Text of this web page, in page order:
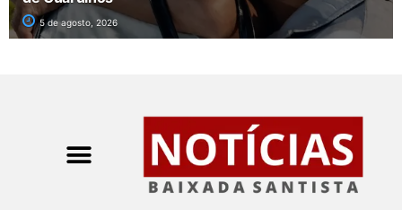
5 de agosto, 2026